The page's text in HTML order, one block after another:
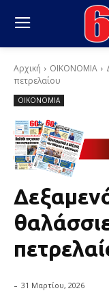
Αρχική ΟΙΚΟΝΟΜΙΑ
πετρελαίου
ΟΙΚΟΝΟΜΙΑ
- 31 Μαρτίου, 2026